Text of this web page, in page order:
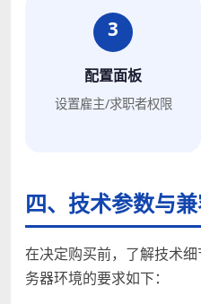
3
配置面板
设置雇主/求职者权限
四、技术参数与
在决定购买前，了解技术
务器环境的要求如下：